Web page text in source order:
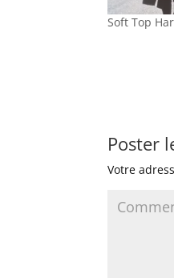
Soft Top
Poster
Votre